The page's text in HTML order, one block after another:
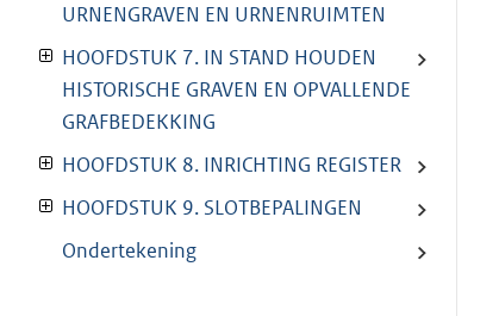
URNENGRAVEN EN URNENRUIMTEN
HOOFDSTUK 7. IN STAND HOUDEN
HISTORISCHE GRAVEN EN OPVALLENDE
GRAFBEDEKKING
HOOFDSTUK 8. INRICHTING REGISTER
HOOFDSTUK 9. SLOTBEPALINGEN
Ondertekening